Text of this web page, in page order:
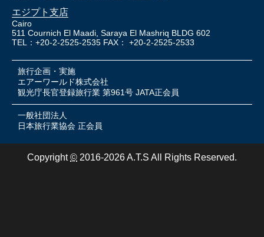
エジプト支店
Cairo
511 Cournich El Maadi, Saraya El Mashriq BLDG 602
TEL：+20-2-2525-2535 FAX： +20-2-2525-2533
旅行企画・実施
エアーワールド株式会社
観光庁長官登録旅行業 第961号 JATA正会員
一般社団法人
日本旅行業協会 正会員
Copyright© 2016-2026 A.T.S All Rights Reserved.